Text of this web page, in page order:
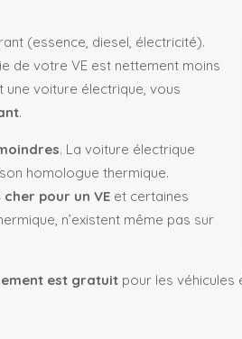
(essence, diesel, électricité).
de votre VE est nettement moins
une voiture électrique, vous
.
. La voiture électrique
homologue thermique.
cher pour un VE et certaines
n’existent même pas sur
est gratuit pour les véhicules